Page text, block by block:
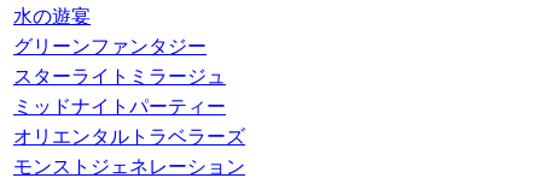
水の遊宴
グリーンファンタジー
スターライトミラージュ
ミッドナイトパーティー
オリエンタルトラベラーズ
モンストジェネレーション